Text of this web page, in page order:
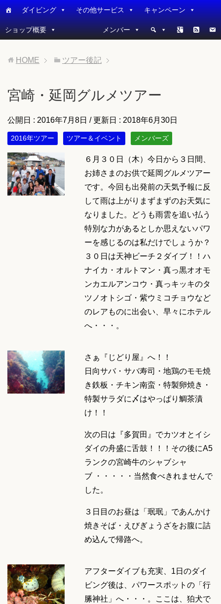
ダイビング その他サービス キャンペーン
ショップ概要 メンバー
HOME ツアー後記
宮崎・延岡グルメツアー
公開日 : 2016年7月8日 / 更新日 : 2018年6月30日
2016年ツアー ツアー＆イベント メンバーズ
６月３０日（木）今日から３日間、
お姉さまのお供で延岡グルメツアー
です。今回も出発前の天気予報に反
して雨は上がりまずまずのお天気に
なりました。どうも雨雲を追い払う
特別な力があるとしか思えないパワ
ーを感じるのは私だけでしょうか？
３０日は天神ビーチ２ダイブ！！ハ
ナイカ・オルトマン・真っ黒オオモ
ンカエルアンコウ・真っキッキのタ
ツノオトシゴ・紫ウミコチョウなど
のレアものに出会い、早々にホテル
へ・・・。
さぁ『じどり屋』へ！！
日向サバ・サバ寿司・地鶏のモモ焼
き鉄板・チキン南蛮・特製卵焼き・
特製サラダに〆はやっぱり鯛茶漬
け！！
次の日は『多賀田』でカツオとイシ
ダイの舟盛に舌鼓！！！その後にA5
ランクの宮崎牛のシャブシャ
ブ ・・・・・当然食べきれませんで
した。
３日目のお昼は「珉珉」であんかけ
焼きそば・えびぎょうざをお腹に詰
め込んで帰路へ。
アフターダイブも充実、1日のダイ
ビング後は、パワースポットの「行
縢神社」へ・・・。ここは、狛犬で